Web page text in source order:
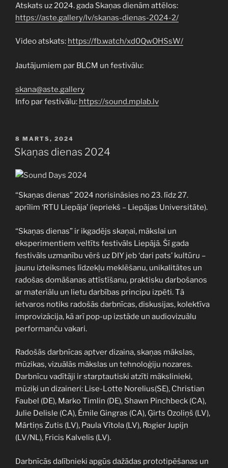
Atskats uz 2024. gada Skaņas dienām attēlos:
https://aste.gallery/lv/skanas-dienas-2024-2/
Video atskats: https://fb.watch/xd0QwOHSsW/
Jautājumiem par BLCM un festivālu:
skana@aste.gallery
Info par festivālu: https://sound.mplab.lv
PUBLICĒTS
8 MARTS, 2024
Skaņas dienas 2024
“Skaņas dienas” 2024 norisināsies no 23. līdz 27.
aprīlim ‘RTU Liepāja’ (iepriekš – Liepājas Universitāte).
“Skaņas dienas” ir ikgadējs skaņai, mākslai un
eksperimentiem veltīts festivāls Liepājā. Šī gada
festivāls uzmanību vērš uz DIY jeb ‘dari pats’ kultūru –
jaunu izteiksmes līdzekļu meklēšanu, unikalitātes un
radošas domāšanas attīstīšanu, praktisku darbošanos
ar materiālu un lietu darbības principu izpēti. Tā
ietvaros notiks radošās darbnīcas, diskusijas, kolektīva
improvizācija, kā arī pop-up izstāde un audiovizuālu
performanču vakari.
Radošās darbnīcas aptver dizaina, skaņas mākslas,
mūzikas, vizuālās mākslas un tehnoloģiju nozares.
Darbnīcu vadītāji ir starptautiski atzīti mākslinieki,
mūziķi un dizaineri: Lise-Lotte Norelius(SE), Christian
Faubel (DE), Marko Timlin (DE), Shawn Pinchbeck (CA),
Julie Delisle (CA), Émile Gingras (CA), Ģirts Ozoliņš (LV),
Mārtiņs Zutis (LV), Paula Vītola (LV), Rogier Jupijn
(LV/NL), Fricis Kalvelis (LV).
Darbnīcās dalībnieki apgūs dažādas prototipēšanas un